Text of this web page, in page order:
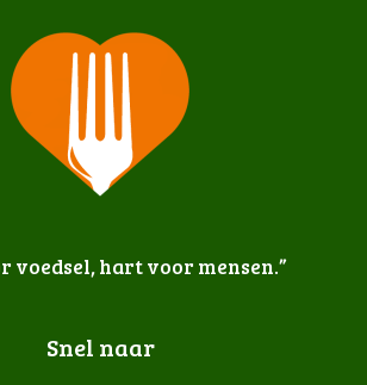
voedsel, hart voor mensen.”
Snel naar